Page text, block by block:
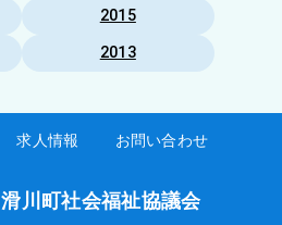
2015
2013
求人情報 お問い合わせ
滑川町社会福祉協議会